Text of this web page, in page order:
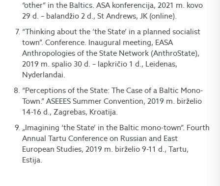
“other” in the Baltics. ASA konferencija, 2021 m. kovo
29 d. – balandžio 2 d., St Andrews, JK (online).
“Thinking about the ‘the State’ in a planned socialist
town”. Conference. Inaugural meeting, EASA
Anthropologies of the State Network (AnthroState),
2019 m. spalio 30 d. – lapkričio 1 d., Leidenas,
Nyderlandai.
“Perceptions of the State: The Case of a Baltic Mono-
Town.” ASEEES Summer Convention, 2019 m. birželio
14-16 d., Zagrebas, Kroatija.
„Imagining ‘the State’ in the Baltic mono-town”. Fourth
Annual Tartu Conference on Russian and East
European Studies, 2019 m. birželio 9-11 d., Tartu,
Estija.